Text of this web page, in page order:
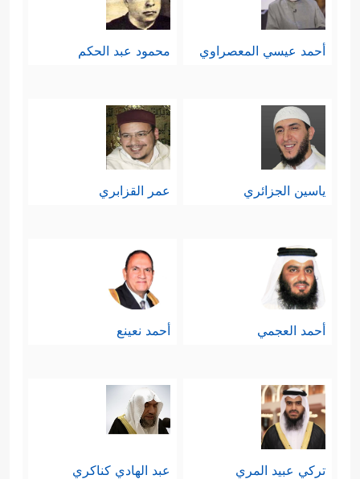
أحمد عيسي المعصراوي محمود عبد الحكم
ياسين الجزائري عمر القزابري
أحمد العجمي أحمد نعينع
تركي عبيد المري عبد الهادي كناكري